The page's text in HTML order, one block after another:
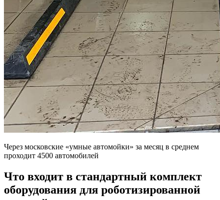
Через московские «умные автомойки» за месяц в среднем
проходит 4500 автомобилей
Что входит в стандартный комплект
оборудования для роботизированной